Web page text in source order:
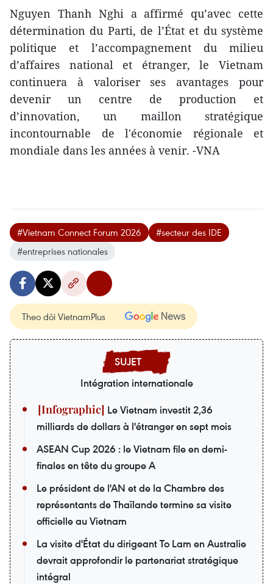
​Nguyen Thanh Nghi a affirmé qu’avec cette
détermination du Parti, de l’État et du système
politique et l’accompagnement du milieu
d’affaires national et étranger, le Vietnam
continuera à valoriser ses avantages pour
devenir un centre de production et
d’innovation, un maillon stratégique
incontournable de l'économie régionale et
mondiale dans les années à venir. -VNA
#Vietnam Connect Forum 2026
#secteur des IDE
#entreprises nationales
Theo dõi VietnamPlus
Intégration internationale
Le Vietnam investit 2,36
milliards de dollars à l'étranger en sept mois
ASEAN Cup 2026 : le Vietnam file en demi-
finales en tête du groupe A
Le président de l'AN et de la Chambre des
représentants de Thaïlande termine sa visite
officielle au Vietnam
La visite d'État du dirigeant To Lam en Australie
devrait approfondir le partenariat stratégique
intégral